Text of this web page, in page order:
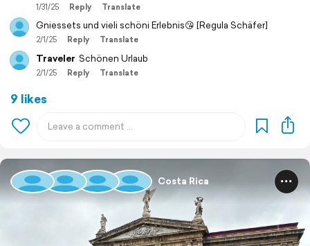
1/31/25 Reply Translate
Gniessets und vieli schöni Erlebnis😘 [Regula Schäfer]
2/1/25 Reply Translate
Traveler Schönen Urlaub
2/1/25 Reply Translate
9 likes
Costa Rica